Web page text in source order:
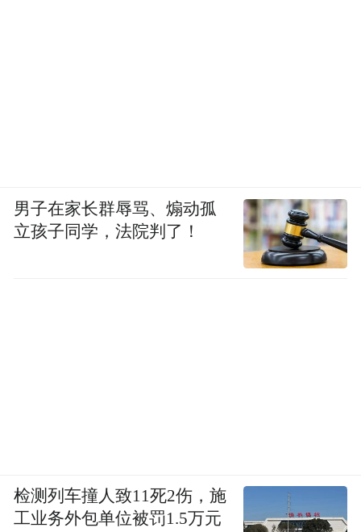
男子在家长群辱骂、煽动孤
立孩子同学，法院判了！
检测列车撞人致11死2伤，施
工业务外包单位被罚1.5万元